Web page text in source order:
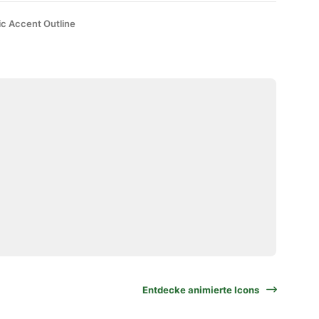
Accent Outline
Entdecke animierte Icons